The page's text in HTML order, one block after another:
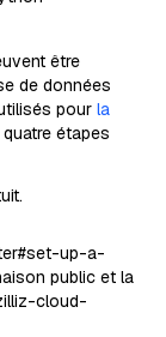
être
de données
pour la
étapes
up-a-
public et la
cloud-